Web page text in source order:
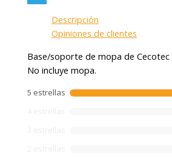
Descripción
Opiniones de clientes
Base/soporte de mopa de Cecotec
No incluye mopa.
5 estrellas